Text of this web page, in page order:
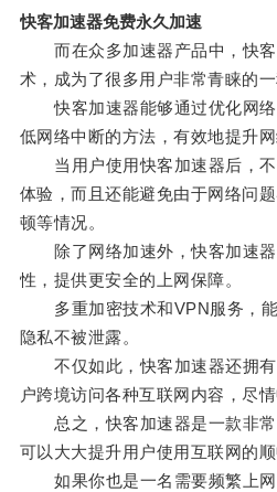
快客加速器免费永久加速
而在众多加速器产品中，快客
术，成为了很多用户非常青睐的一
快客加速器能够通过优化网络
低网络中断的方法，有效地提升
当用户使用快客加速器后，不
体验，而且还能避免由于网络问
顿等情况。
除了网络加速外，快客加速器
性，提供更安全的上网保障。
多重加密技术和VPN服务，能
隐私不被泄露。
不仅如此，快客加速器还拥有
户跨境访问各种互联网内容，尽情
总之，快客加速器是一款非常
可以大大提升用户使用互联网的顺
如果你也是一名需要频繁上网